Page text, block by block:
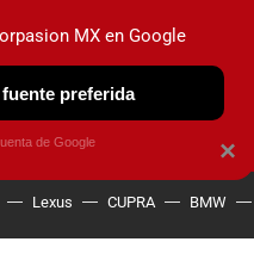
NO CIRCULA
Lexus CUPRA BMW
×
MX en Google
preferida
de Google